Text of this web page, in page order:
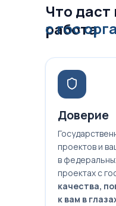
Что даст
работа
с гос
Доверие
проектов и
в
проектах с
качества,
к вам в